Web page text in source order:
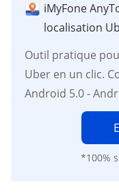
iMyFone
localisation
Outil pratique
Uber en un clic.
Android 5.0 -
*100%